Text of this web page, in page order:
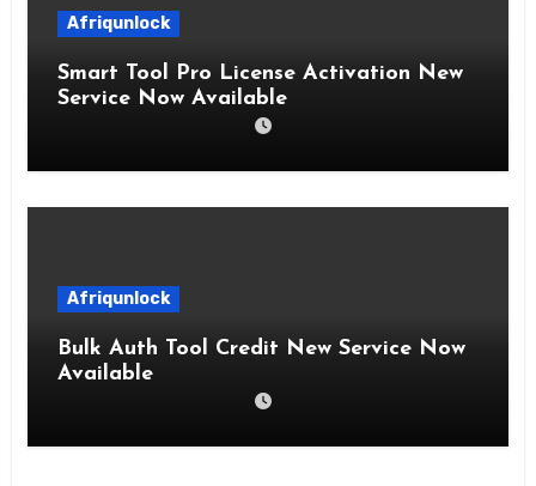
Afriqunlock
Smart Tool Pro License Activation New
Service Now Available
Afriqunlock
Bulk Auth Tool Credit New Service Now
Available